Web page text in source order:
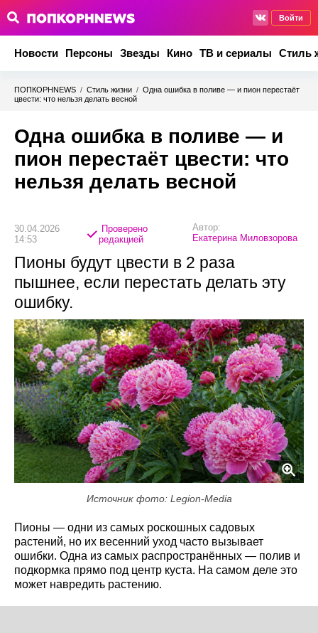
Войти
Новости Персоны Звезды Кино ТВ и сериалы Стиль
ПОПКОРНNEWS / Стиль жизни / Одна ошибка в поливе — и пион перестаёт
цвести: что нельзя делать весной
Одна ошибка в поливе — и
пион перестаёт цвести: что
нельзя делать весной
30.04.2026
14:53
Проверено
редакцией
Автор:
Екатерина Миловзорова
Пионы будут цвести в 2 раза
пышнее, если перестать делать эту
ошибку.
Источник фото: Legion-Media
Пионы — одни из самых роскошных садовых
растений, но их весенний уход часто вызывает
ошибки. Одна из самых распространённых — полив и
подкормка прямо под центр куста. На самом деле это
может навредить растению.